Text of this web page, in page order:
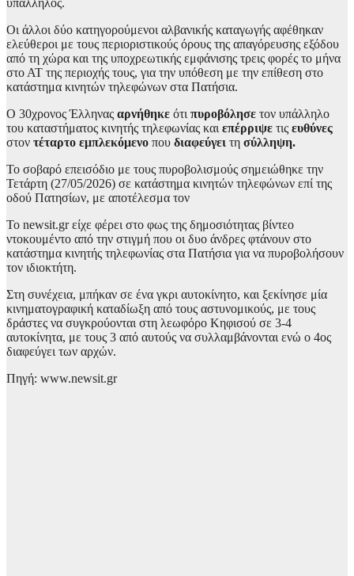
Οι άλλοι δύο κατηγορούμενοι αλβανικής καταγωγής αφέθηκαν
ελεύθεροι με τους περιοριστικούς όρους της απαγόρευσης εξόδου
από τη χώρα και της υποχρεωτικής εμφάνισης τρεις φορές το μήνα
στο ΑΤ της περιοχής τους, για την υπόθεση με την επίθεση στο
κατάστημα κινητών τηλεφώνων στα Πατήσια.
Ο 30χρονος Έλληνας αρνήθηκε ότι πυροβόλησε τον υπάλληλο
του καταστήματος κινητής τηλεφωνίας και επέρριψε τις ευθύνες
στον τέταρτο εμπλεκόμενο που διαφεύγει τη σύλληψη.
Το σοβαρό επεισόδιο με τους πυροβολισμούς σημειώθηκε την
Τετάρτη (27/05/2026) σε κατάστημα κινητών τηλεφώνων επί της
οδού Πατησίων, με αποτέλεσμα τον
Το newsit.gr είχε φέρει στο φως της δημοσιότητας βίντεο
ντοκουμέντο από την στιγμή που οι δυο άνδρες φτάνουν στο
κατάστημα κινητής τηλεφωνίας στα Πατήσια για να πυροβολήσουν
τον ιδιοκτήτη.
Στη συνέχεια, μπήκαν σε ένα γκρι αυτοκίνητο, και ξεκίνησε μία
κινηματογραφική καταδίωξη από τους αστυνομικούς, με τους
δράστες να συγκρούονται στη λεωφόρο Κηφισού σε 3-4
αυτοκίνητα, με τους 3 από αυτούς να συλλαμβάνονται ενώ ο 4ος
διαφεύγει των αρχών.
Πηγή: www.newsit.gr